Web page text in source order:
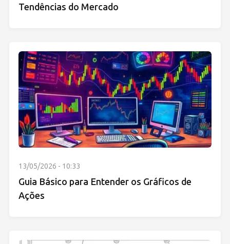
Tendências do Mercado
13/05/2026 - 10:33
Guia Básico para Entender os Gráficos de
Ações